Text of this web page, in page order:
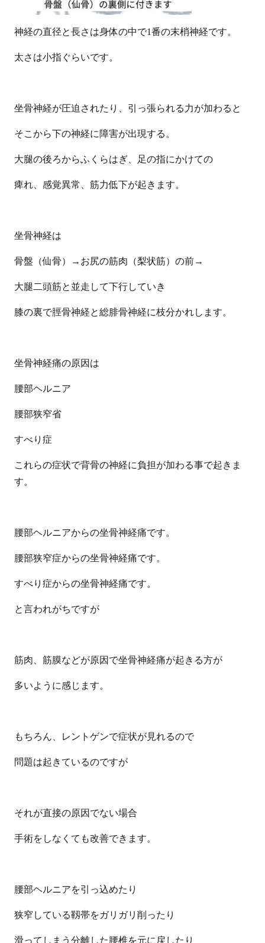
神経の直径と長さは身体の中で1番の末梢神経です。
太さは小指ぐらいです。
坐骨神経が圧迫されたり、引っ張られる力が加わると
そこから下の神経に障害が出現する。
大腿の後ろからふくらはぎ、足の指にかけての
痺れ、感覚異常、筋力低下が起きます。
坐骨神経は
骨盤（仙骨） → お尻の筋肉（梨状筋）の前→
大腿二頭筋と 並走して下行していき
膝の裏で脛骨神経と総腓骨神経に枝分かれします。
坐骨神経痛の原因は
腰部ヘルニア
腰部狭窄省
すべり症
これらの症状で背骨の神経に負担が加わる事で起きま
す。
腰部ヘルニアからの坐骨神経痛です。
腰部狭窄症からの坐骨神経痛です。
すべり症からの坐骨神経痛です。
と言われがちですが
筋肉、筋膜などが原因で坐骨神経痛が起きる方が
多いように感じます。
もちろん、レントゲンで症状が見れるので
問題は起きているのですが
それが直接の原因でない場合
手術をしなくても改善できます。
腰部ヘルニアを引っ込めたり
狭窄している靱帯をガリガリ削ったり
滑ってしまう分離した腰椎を元に戻したり